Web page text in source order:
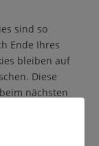
sind so
Ende Ihres
bleiben auf
Diese
nächsten
über das